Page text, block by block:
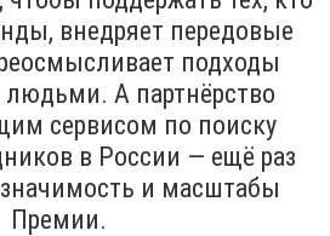
внедряет передовые
подходы
А партнёрство
сервисом по поиску
в России — ещё раз
и масштабы
Премии.